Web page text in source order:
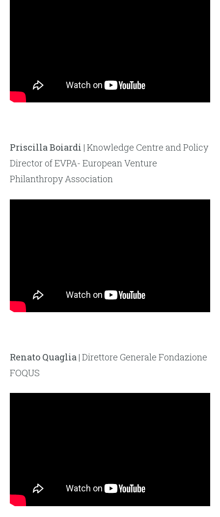
Priscilla Boiardi | Knowledge Centre and Policy
Director of EVPA- European Venture
Philanthropy Association
Renato Quaglia| Direttore Generale Fondazione
FOQUS